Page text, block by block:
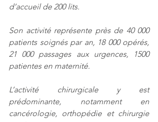
d’accueil de 200 lits.
Son activité représente près de 40 000
patients soignés par an, 18 000 opérés,
21 000 passages aux urgences, 1500
patientes en maternité.
L’activité chirurgicale y est
prédominante, notamment en
cancérologie, orthopédie et chirurgie